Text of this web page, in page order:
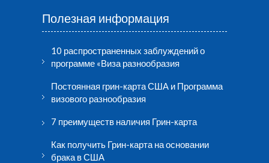
Полезная информация
10 распространенных заблуждений о
программе «Виза разнообразия
Постоянная грин-карта США и Программа
визового разнообразия
7 преимуществ наличия Грин-карта
Как получить Грин-карта на основании
брака в США